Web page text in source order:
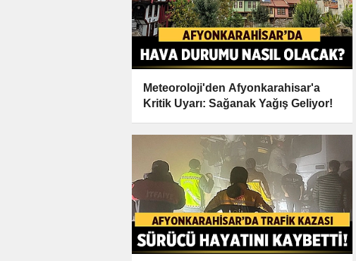
Meteoroloji'den Afyonkarahisar'a
Kritik Uyarı: Sağanak Yağış Geliyor!